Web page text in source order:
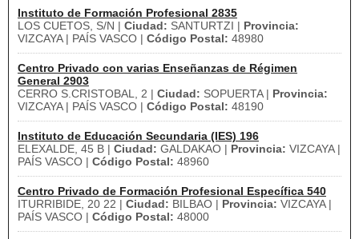
Instituto de Formación Profesional 2835
LOS CUETOS, S/N | Ciudad: SANTURTZI | Provincia:
VIZCAYA | PAÍS VASCO | Código Postal: 48980
Centro Privado con varias Enseñanzas de Régimen
General 2903
CERRO S.CRISTOBAL, 2 | Ciudad: SOPUERTA | Provincia:
VIZCAYA | PAÍS VASCO | Código Postal: 48190
Instituto de Educación Secundaria (IES) 196
ELEXALDE, 45 B | Ciudad: GALDAKAO | Provincia: VIZCAYA |
PAÍS VASCO | Código Postal: 48960
Centro Privado de Formación Profesional Específica 540
ITURRIBIDE, 20 22 | Ciudad: BILBAO | Provincia: VIZCAYA |
PAÍS VASCO | Código Postal: 48000